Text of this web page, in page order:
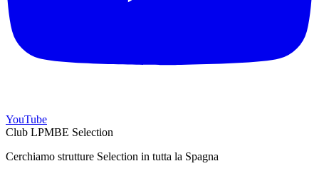
YouTube
Club LPMBE Selection
Cerchiamo strutture Selection in tutta la Spagna